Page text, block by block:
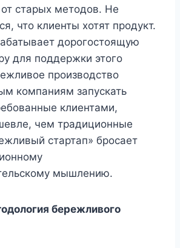
от старых методов. Не
что клиенты хотят продукт.
дорогостоящую
для поддержки этого
производство
компаниям запускать
клиентами,
чем традиционные
стартап» бросает
мышлению.
бережливого